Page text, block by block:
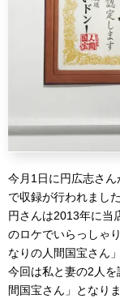
今月1日に円広志さ
で収録が行われました
円さんは2013年に当
のロケでいらっしゃ
なりの人間国宝さん
今回は私と妻の2人
間国宝さん」となりま